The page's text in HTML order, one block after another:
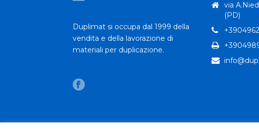
Duplimat si occupa dal 1999 della
vendita e della lavorazione di
materiali per duplicazione.
via
(PD)